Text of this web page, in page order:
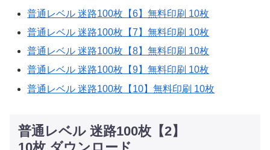
普通レベル 迷路100枚【6】無料印刷 10枚
普通レベル 迷路100枚【7】無料印刷 10枚
普通レベル 迷路100枚【8】無料印刷 10枚
普通レベル 迷路100枚【9】無料印刷 10枚
普通レベル 迷路100枚【10】無料印刷 10枚
普通レベル 迷路100枚【2】